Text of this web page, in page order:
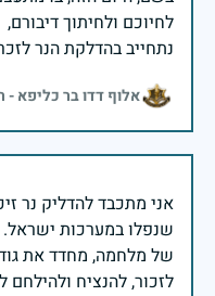
נתחייב בהדלקת הנר
אלוף דדו בר כליפא
אני מתכבד להדליק נר
שנפלו במערכות ישראל.
של מלחמה, מחדד את